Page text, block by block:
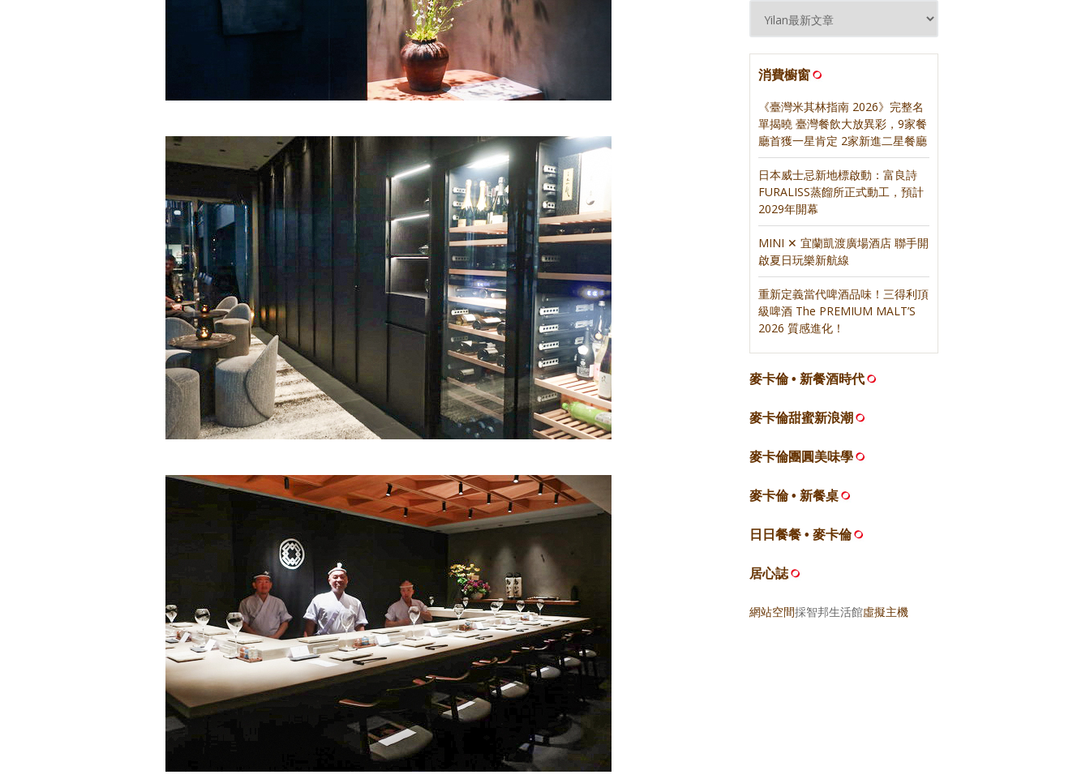
消費櫥窗
《臺灣米其林指南 2026》完整名
單揭曉 臺灣餐飲大放異彩，9家餐
廳首獲一星肯定 2家新進二星餐廳
日本威士忌新地標啟動：富良詩
FURALISS蒸餾所正式動工，預計
2029年開幕
MINI ✕ 宜蘭凱渡廣場酒店 聯手開
啟夏日玩樂新航線
重新定義當代啤酒品味！三得利頂
級啤酒 The PREMIUM MALT’S
2026 質感進化！
麥卡倫 • 新餐酒時代
麥卡倫甜蜜新浪潮
麥卡倫團圓美味學
麥卡倫 • 新餐桌
日日餐餐 • 麥卡倫
居心誌
網站空間採智邦生活館虛擬主機